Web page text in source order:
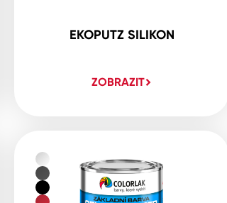
EKOPUTZ SILIKON
ZOBRAZIT